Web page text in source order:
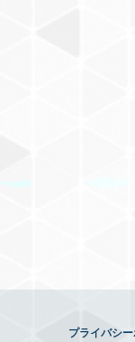
プライバシ